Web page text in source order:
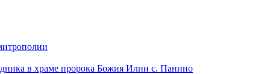
в храме пророка Божия Илии с. Панино